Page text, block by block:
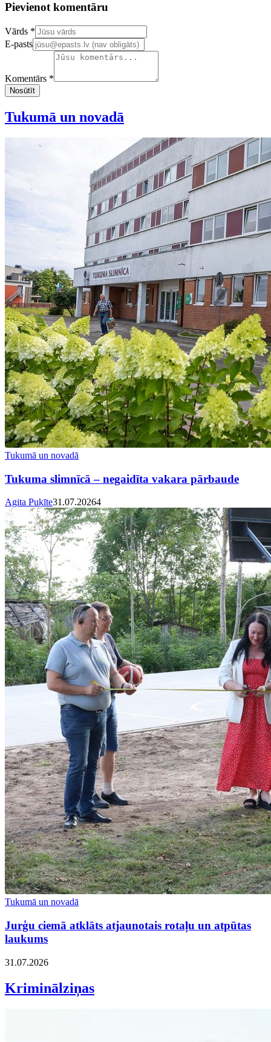
Pievienot komentāru
Confirm your email address
Vārds *
E-pasts
Komentārs *
Nosūtīt
Tukumā un novadā
Tukumā un novadā
Tukuma slimnīcā – negaidīta vakara pārbaude
Agita Puķīte31.07.20264
Tukumā un novadā
Jurģu ciemā atklāts atjaunotais rotaļu un atpūtas
laukums
31.07.2026
Kriminālziņas